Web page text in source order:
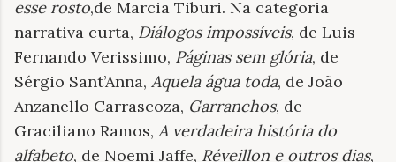
esse rosto,de Marcia Tiburi. Na categoria
narrativa curta, Diálogos impossíveis, de Luis
Fernando Verissimo, Páginas sem glória, de
Sérgio Sant’Anna, Aquela água toda, de João
Anzanello Carrascoza, Garranchos, de
Graciliano Ramos, A verdadeira história do
alfabeto, de Noemi Jaffe, Réveillon e outros dias,